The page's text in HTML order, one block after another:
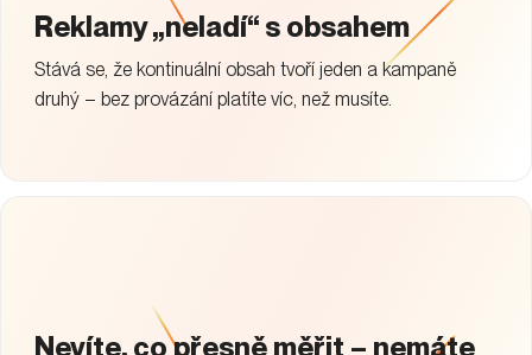
Reklamy „neladí“ s obsahem
Stává se, že kontinuální obsah tvoří jeden a kampaně
druhý – bez provázání platíte víc, než musíte.
Nevíte, co přesně měřit – nemáte